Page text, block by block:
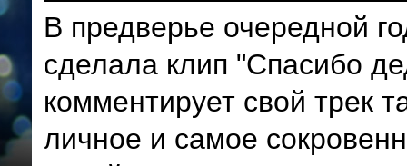
В предверье очередной
сделала клип "Спасибо
комментирует свой трек
личное и самое